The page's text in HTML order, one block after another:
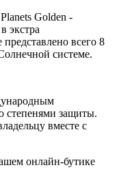
Golden -
экстра
всего 8
системе.
степенями защиты.
вместе с
онлайн-бутике